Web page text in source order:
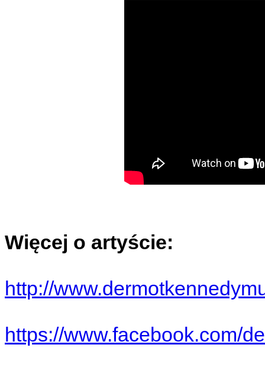
Więcej o artyście:
http://
https://www.facebook.com/